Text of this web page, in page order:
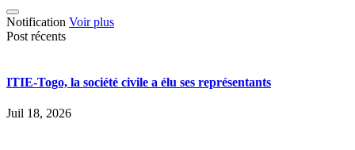
Notification Voir plus
Post récents
ITIE-Togo, la société civile a élu ses représentants
Juil 18, 2026